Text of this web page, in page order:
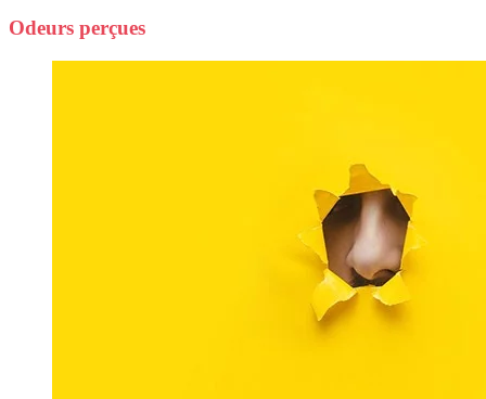
Odeurs perçues